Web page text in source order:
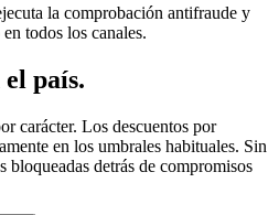
la comprobación antifraude y
todos los canales.
país.
carácter. Los descuentos por
en los umbrales habituales. Sin
bloqueadas detrás de compromisos